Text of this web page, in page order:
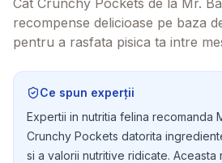
Cat Crunchy Pockets de la Mr.
recompense delicioase pe baza
pentru a rasfata pisica ta intre
face fiecare moment special
Ce spun experții
Expertii in nutritia felina recomanda
Crunchy Pockets datorita
si a valorii nutritive ridicate.